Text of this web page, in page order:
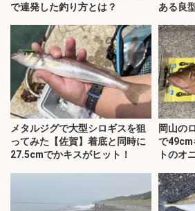
で連発した釣り方とは？
ある良
メタルジグで大型シロギスを狙
ってみた【佐賀】着底と同時に
27.5cmでかキスがヒット！
岡山の
で49cm
トのオ